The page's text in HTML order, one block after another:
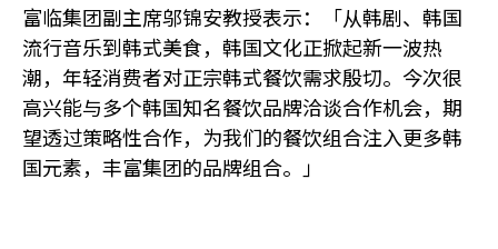
富临集团副主席邬锦安教授表示：「从韩剧、韩国
流行音乐到韩式美食，韩国文化正掀起新一波热
潮，年轻消费者对正宗韩式餐饮需求殷切。今次很
高兴能与多个韩国知名餐饮品牌洽谈合作机会，期
望透过策略性合作，为我们的餐饮组合注入更多韩
国元素，丰富集团的品牌组合。」